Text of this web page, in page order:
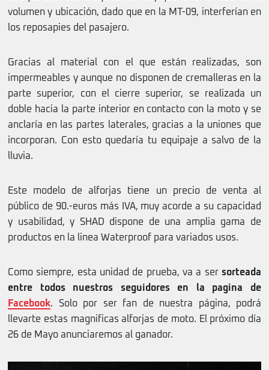
volumen y ubicación, dado que en la MT-09, interferían en
los reposapies del pasajero.
Gracias al material con el que están realizadas, son
impermeables y aunque no disponen de cremalleras en la
parte superior, con el cierre superior, se realizada un
doble hacia la parte interior en contacto con la moto y se
anclaría en las partes laterales, gracias a la uniones que
incorporan. Con esto quedaría tu equipaje a salvo de la
lluvia.
Este modelo de alforjas tiene un precio de venta al
público de 90.-euros más IVA, muy acorde a su capacidad
y usabilidad, y SHAD dispone de una amplia gama de
productos en la linea Waterproof para variados usos.
Como siempre, esta unidad de prueba, va a ser sorteada
entre todos nuestros seguidores en la pagina de
Facebook. Solo por ser fan de nuestra página, podrá
llevarte estas magnificas alforjas de moto. El próximo día
26 de Mayo anunciaremos al ganador.